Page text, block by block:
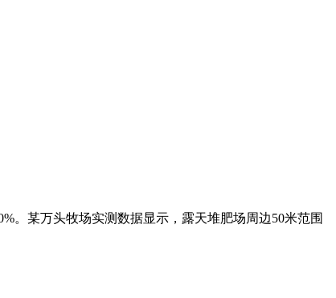
。某万头牧场实测数据显示，露天堆肥场周边50米范围